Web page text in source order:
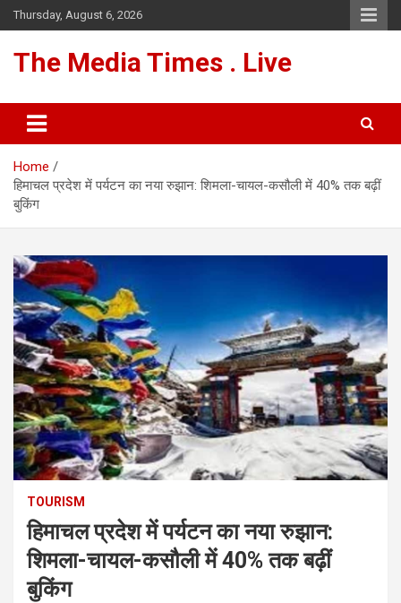
Skip
to
Thursday, August 6, 2026
The Media Times . Live
Home
हिमाचल प्रदेश में पर्यटन का नया रुझान: शिमला-चायल-कसौली में 40% तक बढ़ीं
बुकिंग
TOURISM
हिमाचल प्रदेश में पर्यटन का नया रुझान:
शिमला-चायल-कसौली में 40% तक बढ़ीं
बुकिंग